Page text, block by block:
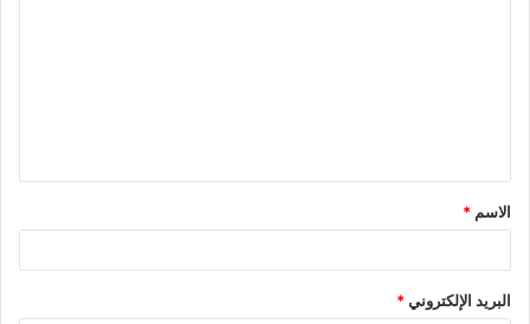
الاسم *
البريد الإلكتروني*